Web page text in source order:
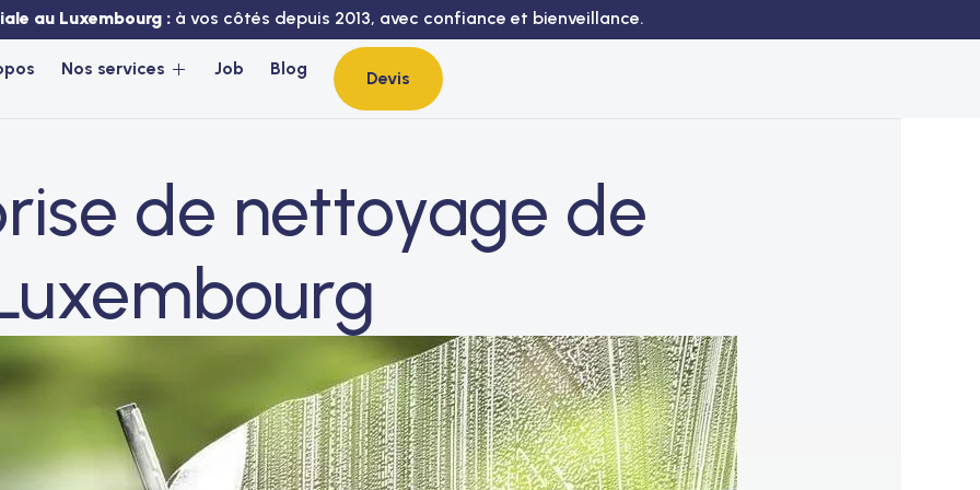
au Luxembourg : à vos côtés depuis 2013, avec confiance et bienveillance.
Nos services Job Blog Devis
de nettoyage de